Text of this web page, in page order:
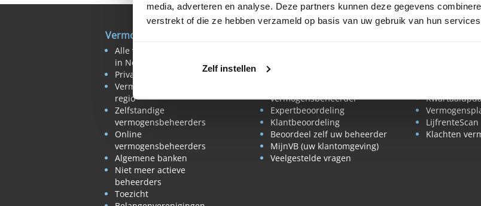
media, adverteren en analyse. Deze partners kunnen deze gegevens
verstrekt of die ze hebben verzameld op basis van uw gebruik van hun
Zelf instellen
Vermogensbeheer
Alle vermogensbeheerders
in Nederland
Private banks
Vermogensbeheerders per
regio
Zelfstandige
vermogensbeheerders
Online
vermogensbeheerders
Algemene banken
Niet meer actieve
beheerders
Toezicht
vermogensbeheerder
Expertbeoordeling
Klantbeoordeling
Beoordeel zelf uw beheerder
MijnVB (uw klantomgeving)
Veelgestelde vragen
Persoonlijke
LijfrenteScan
Klachten